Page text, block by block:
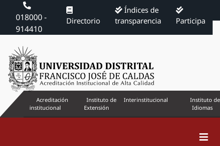
018000 -
914410
Directorio
Índices de
transparencia
Participa
Acreditación
institucional
Instituto de
Extensión
Interinstitucional
Instituto de
Idiomas